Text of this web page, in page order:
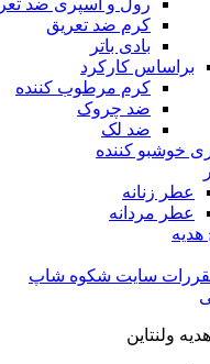
رول و اسپری ضد
کرم ضد تعریق
بادی باتر
براساس کارکرد
کرم مرطوب کننده
ضد چروک
ضد لک
خوشبو کننده
عطر زنانه
عطر مردانه
هدیه
مقررات سایت شکوه شاپ
ولنتاین